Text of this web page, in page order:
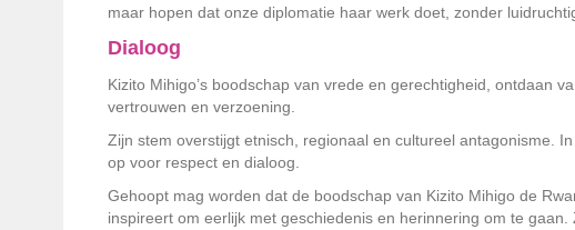
maar hopen dat onze diplomatie haar werk doet, zonder
Dialoog
Kizito Mihigo’s boodschap van vrede en gerechtigheid, ontdaan
vertrouwen en verzoening.
Zijn stem overstijgt etnisch, regionaal en cultureel antagonisme.
op voor respect en dialoog.
Gehoopt mag worden dat de boodschap van Kizito Mihigo de
inspireert om eerlijk met geschiedenis en herinnering om te